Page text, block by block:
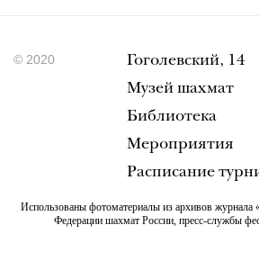
© 2020
Гоголевский, 14
Музей шахмат
Библиотека
Мероприятия
Расписание
Использованы фотоматериалы из архивов журнала
Федерации шахмат России, пресс-службы